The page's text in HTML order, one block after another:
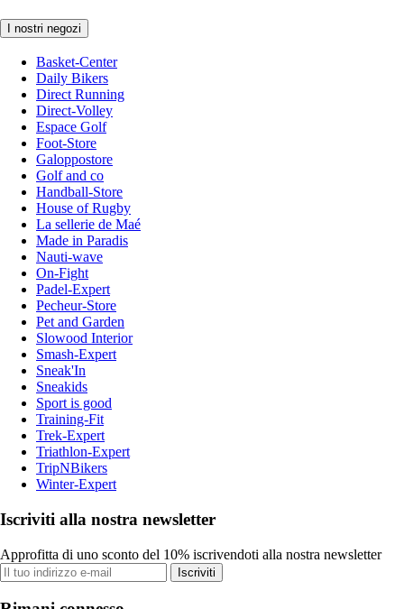
I nostri negozi
Basket-Center
Daily Bikers
Direct Running
Direct-Volley
Espace Golf
Foot-Store
Galoppostore
Golf and co
Handball-Store
House of Rugby
La sellerie de Maé
Made in Paradis
Nauti-wave
On-Fight
Padel-Expert
Pecheur-Store
Pet and Garden
Slowood Interior
Smash-Expert
Sneak'In
Sneakids
Sport is good
Training-Fit
Trek-Expert
Triathlon-Expert
TripNBikers
Winter-Expert
Iscriviti alla nostra newsletter
Approfitta di uno sconto del 10% iscrivendoti alla nostra newsletter
Iscriviti